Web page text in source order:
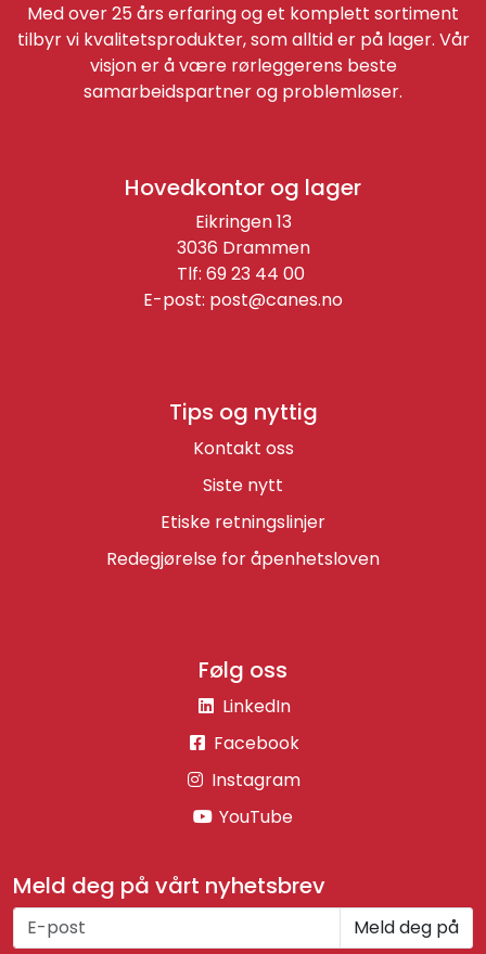
Med over 25 års erfaring og et komplett sortiment
tilbyr vi kvalitetsprodukter, som alltid er på lager. Vår
visjon er å være rørleggerens beste
samarbeidspartner og problemløser.
Meld deg på vårt nyhetsbrev
Meld deg på
Tips og nyttig
Kontakt oss
Siste nytt
Etiske retningslinjer
Redegjørelse for åpenhetsloven
Følg oss
LinkedIn
Facebook
Instagram
YouTube
Hovedkontor og lager
Eikringen 13
3036 Drammen
Tlf: 69 23 44 00
E-post: post@canes.no